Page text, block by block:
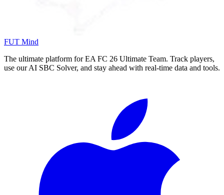
FUT Mind
The ultimate platform for EA FC 26 Ultimate Team. Track players,
use our AI SBC Solver, and stay ahead with real-time data and tools.